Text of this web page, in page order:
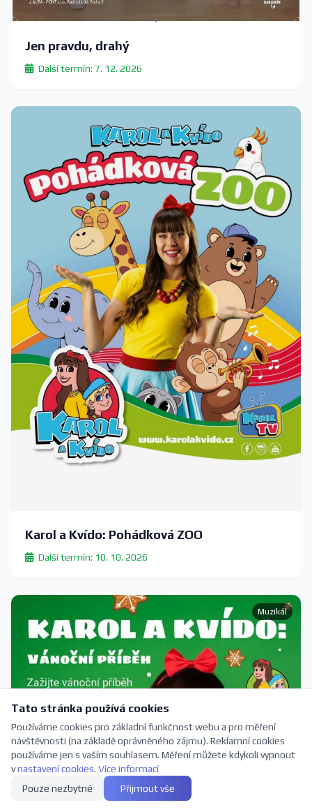
Jen pravdu, drahý
Další termín: 7. 12. 2026
Karol a Kvído: Pohádková ZOO
Další termín: 10. 10. 2026
Muzikál
Tato stránka používá cookies
Používáme cookies pro základní funkčnost webu a pro měření
návštěvnosti (na základě oprávněného zájmu). Reklamní cookies
používáme jen s vaším souhlasem. Měření můžete kdykoli vypnout
vnastavení cookies. Více informací
Pouze nezbytné
Přijmout vše